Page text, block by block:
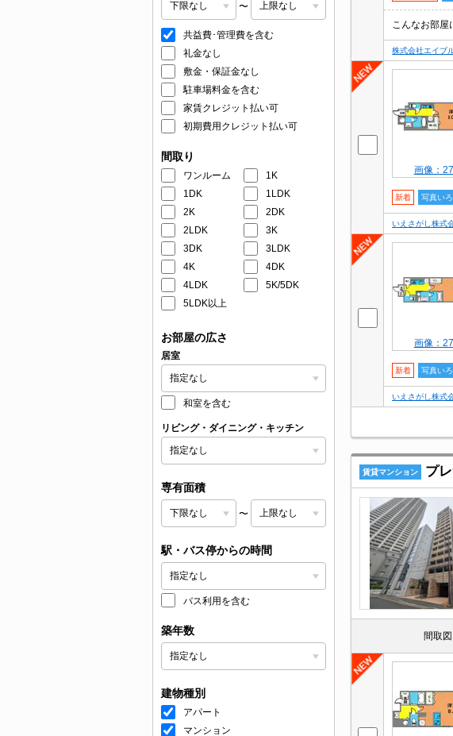
〜
共益費･管理費を含む
礼金なし
敷金・保証金なし
駐車場料金を含む
家賃クレジット払い可
初期費用クレジット払い可
間取り
ワンルーム
1K
1DK
1LDK
2K
2DK
2LDK
3K
3DK
3LDK
4K
4DK
4LDK
5K/5DK
5LDK以上
お部屋の広さ
居室
和室を含む
リビング・ダイニング・キッチン
専有面積
〜
駅・バス停からの時間
バス利用を含む
築年数
建物種別
アパート
マンション
こんなお部屋
株式会社エイブ
画像：
新着 写真い
いえさがし株式
画像：
新着 写真い
いえさがし株式
賃貸マンション プ
間取図